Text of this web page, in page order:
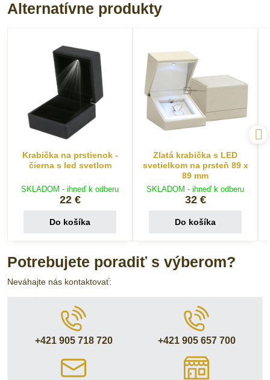
Alternatívne produkty
Krabička na prstienok -
čierna s led svetlom
SKLADOM - ihneď k odberu
22 €
Do košíka
Zlatá krabička s LED
svetielkom na prsteň 89 x
89 mm
SKLADOM - ihneď k odberu
32 €
Do košíka
Potrebujete poradiť s výberom?
Neváhajte nás kontaktovať:
+421 905 718 720 +421 905 657 700